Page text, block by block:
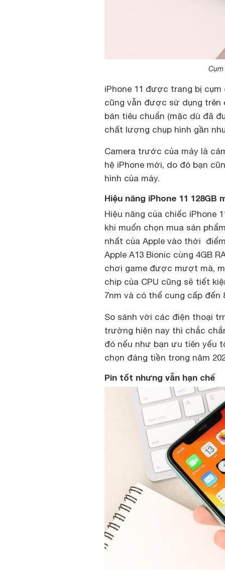
iPhone 11 được trang bị cụm
cũng vẫn được sử dụng
bản tiêu chuẩn (mặc dù đã
chất lượng chụp hình gần
Camera trước của máy là
hệ iPhone mới, do đó bạn
hình của máy.
Hiệu năng iPhone 11 128GB
Hiệu năng của chiếc iPhone
khi muốn chọn mua sản
nhất của Apple vào thời
Apple A13 Bionic cùng 4GB
chơi game được mượt mà,
chip của CPU cũng sẽ tiết
7nm và có thể cung cấp đến
So sánh với các điện thoại
trường hiện nay thì chắc
đó nếu như bạn ưu tiên yếu
chọn đáng tiền trong năm
Pin tốt nhưng vẫn hạn chế